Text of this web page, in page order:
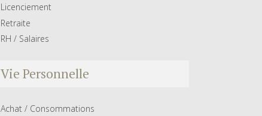
Licenciement
Retraite
RH / Salaires
Vie Personnelle
Achat / Consommations